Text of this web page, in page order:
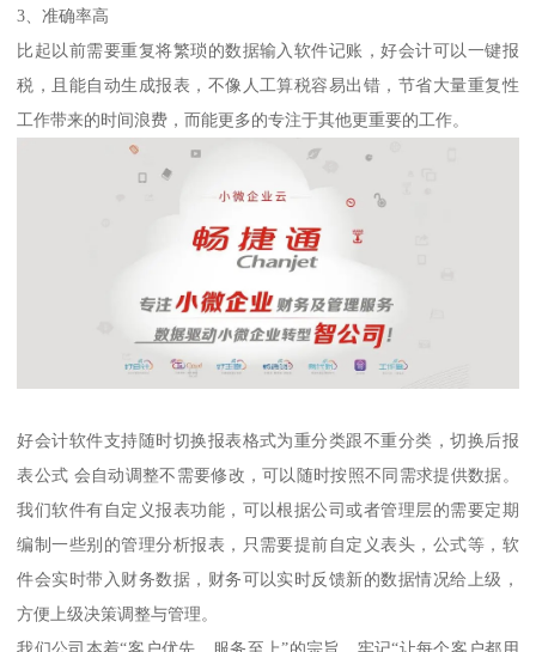
3、准确率高
比起以前需要重复将繁琐的数据输入软件记账，好会计可以一键报
税，且能自动生成报表，不像人工算税容易出错，节省大量重复性
工作带来的时间浪费，而能更多的专注于其他更重要的工作。
好会计软件支持随时切换报表格式为重分类跟不重分类，切换后报
表公式 会自动调整不需要修改，可以随时按照不同需求提供数据。
我们软件有自定义报表功能，可以根据公司或者管理层的需要定期
编制一些别的管理分析报表，只需要提前自定义表头，公式等，软
件会实时带入财务数据，财务可以实时反馈新的数据情况给上级，
方便上级决策调整与管理。
我们公司本着“客户优先、服务至上”的宗旨，牢记“让每个客户都用